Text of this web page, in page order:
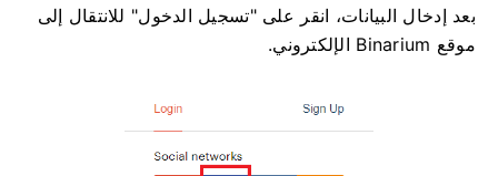
بعد إدخال البيانات، انقر على "تسجيل الدخول" للانتقال إلى
موقع Binarium الإلكتروني.